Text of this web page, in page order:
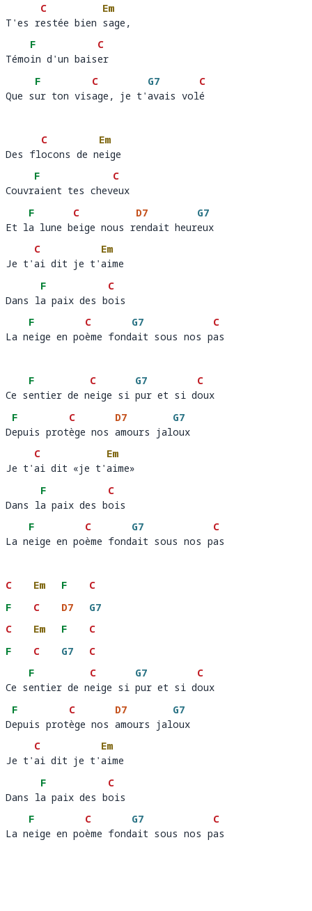
T'es r
C
estée bien
Em
sage
T'es restée bien sage,
Témo
F
in d'un bais
C
e
Témoin d'un baiser
Que s
F
ur ton vis
C
age, je t'
G7
avais vol
C
é
Que sur ton visage, je t'avais volé
Des fl
C
ocons de n
Em
eige
Des flocons de neige
Couvr
F
aient tes chev
C
e
Couvraient tes cheveux
Et l
F
a lune b
C
eige nous r
D7
endait heur
G7
eu
Et la lune beige nous rendait heureux
Je t'
C
ai dit je t'
Em
aime
Je t'ai dit je t'aime
Dans l
F
a paix des b
C
o
Dans la paix des bois
La n
F
eige en po
C
ème fond
G7
ait sous nos p
C
a
La neige en poème fondait sous nos pas
Ce s
F
entier de n
C
eige si
G7
pur et si d
C
o
Ce sentier de neige si pur et si doux
D
F
epuis prot
C
ège nos
D7
amours jal
G7
ou
Depuis protège nos amours jaloux
Je t'
C
ai dit «je t'
Em
aime»
Je t'ai dit «je t'aime»
Dans l
F
a paix des b
C
o
Dans la paix des bois
La n
F
eige en po
C
ème fond
G7
ait sous nos p
C
a
La neige en poème fondait sous nos pas
C Em F
C
F
C D7
G7
C
Em F
C
F
C G7 C
Ce s
F
entier de n
C
eige si
G7
pur et si d
C
o
Ce sentier de neige si pur et si doux
D
F
epuis prot
C
ège nos
D7
amours jal
G7
ou
Depuis protège nos amours jaloux
Je t'
C
ai dit je t'
Em
aime
Je t'ai dit je t'aime
Dans l
F
a paix des b
C
o
Dans la paix des bois
La n
F
eige en po
C
ème fond
G7
ait sous nos p
C
a
La neige en poème fondait sous nos pas